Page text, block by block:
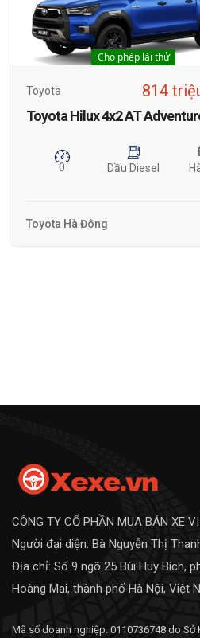
Cho phép lái thử
Toyota 814
0 Dầu Diesel
Toyota Hà Đông
CÔNG TY CỔ PHẦN MUA BÁN XE
Người đại diện: Bà Nguyễn Thị
Địa chỉ: Số 9 ngõ 25 Bùi Huy Bích,
Hoàng Mai, thành phố Hà Nội, Việt
Mã số doanh nghiệp: 0110736748 do Sở